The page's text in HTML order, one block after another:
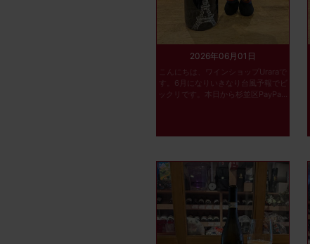
2026年06月01日
こんにちは、ワインショップUraraで
す。6月になりいきなり台風予報でビ
ックリです。本日から杉並区PayPa...